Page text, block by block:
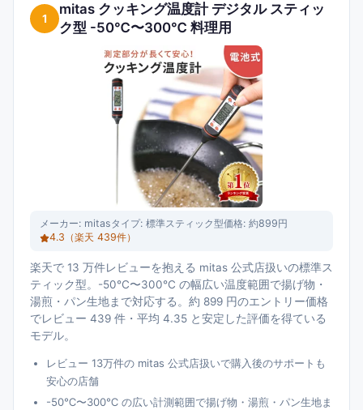
1
mitas クッキング温度計 デジタル スティッ
ク型 -50℃〜300℃ 料理用
メーカー: mitasタイプ: 標準スティック型価格: 約899円
4.3 （楽天 439件）
楽天で 13 万件レビューを抱える mitas 公式店扱いの標準ス
ティック型。-50℃〜300℃ の幅広い温度範囲で揚げ物・
湯煎・パン生地まで対応する。約 899 円のエントリー価格
でレビュー 439 件・平均 4.35 と安定した評価を得ている
モデル。
レビュー 13万件の mitas 公式店扱いで購入後のサポートも
安心の店舗
-50℃〜300℃ の広い計測範囲で揚げ物・湯煎・パン生地ま